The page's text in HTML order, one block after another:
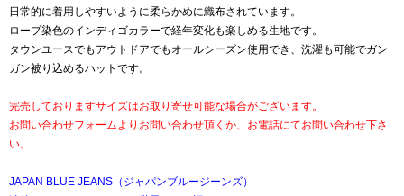
日常的に着用しやすいように柔らかめに織布されています。
ロープ染色のインディゴカラーで経年変化も楽しめる生地です。
タウンユースでもアウトドアでもオールシーズン使用でき、洗濯も可能でガン
ガン被り込めるハットです。
完売しておりますサイズはお取り寄せ可能な場合がございます。
お問い合わせフォームよりお問い合わせ頂くか、お電話にてお問い合わせ下さ
い。
JAPAN BLUE JEANS（ジャパンブルージーンズ）